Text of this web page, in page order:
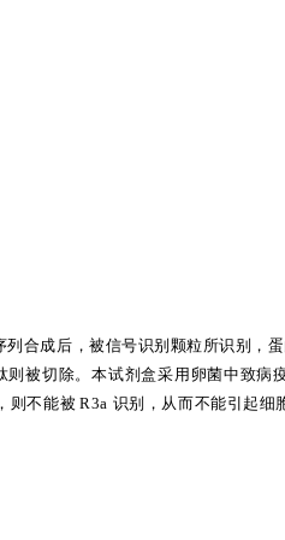
列合成后 ，被信号识别颗粒所识别，
则被切除。本试剂盒采用卵菌中致病
则不能被 R3a 识别，从而不能引起细